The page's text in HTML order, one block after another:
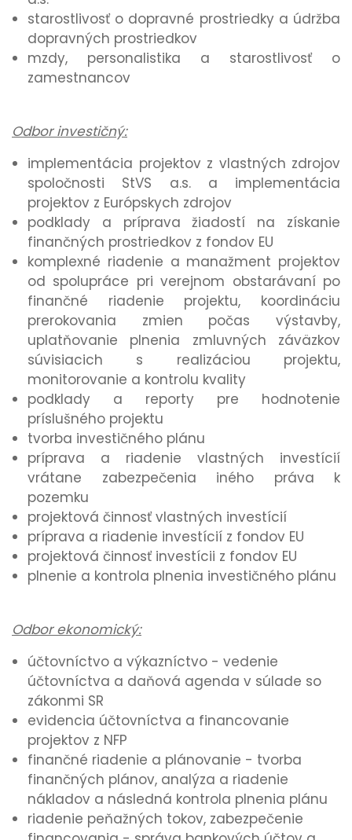
starostlivosť o dopravné prostriedky a údržba
dopravných prostriedkov
mzdy, personalistika a starostlivosť o
zamestnancov
Odbor investičný:
implementácia projektov z vlastných zdrojov
spoločnosti StVS a.s. a implementácia
projektov z Európskych zdrojov
podklady a príprava žiadostí na získanie
finančných prostriedkov z fondov EU
komplexné riadenie a manažment projektov
od spolupráce pri verejnom obstarávaní po
finančné riadenie projektu, koordináciu
prerokovania zmien počas výstavby,
uplatňovanie plnenia zmluvných záväzkov
súvisiacich s realizáciou projektu,
monitorovanie a kontrolu kvality
podklady a reporty pre hodnotenie
príslušného projektu
tvorba investičného plánu
príprava a riadenie vlastných investícií
vrátane zabezpečenia iného práva k
pozemku
projektová činnosť vlastných investícií
príprava a riadenie investícií z fondov EU
projektová činnosť investícii z fondov EU
plnenie a kontrola plnenia investičného plánu
Odbor ekonomický:
účtovníctvo a výkazníctvo - vedenie
účtovníctva a daňová agenda v súlade so
zákonmi SR
evidencia účtovníctva a financovanie
projektov z NFP
finančné riadenie a plánovanie - tvorba
finančných plánov, analýza a riadenie
nákladov a následná kontrola plnenia plánu
riadenie peňažných tokov, zabezpečenie